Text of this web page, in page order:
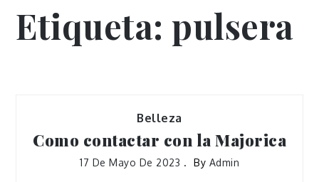
Etiqueta:pulsera
Belleza
Como contactar con la Majorica
17 De Mayo De 2023 By Admin